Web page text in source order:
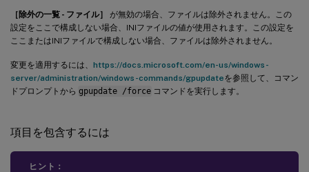
［除外の一覧 - ファイル］
が無効の場合、ファイルは除外されません。この
設定をここで構成しない場合、INIファイルの値が使用されます。この設定を
ここまたはINIファイルで構成しない場合、ファイルは除外されません。
変更を適用するには、 https://docs.microsoft.com/en-us/windows-
server/administration/windows-commands/gpupdateを参照して、コマン
ドプロンプトから gpupdate /force コマンドを実行します。
項目を包含するには
ヒント：